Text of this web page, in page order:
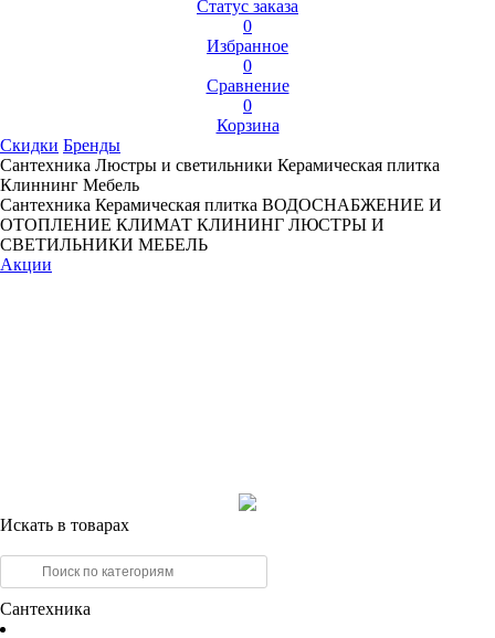
Статус заказа
0
Избранное
0
Сравнение
0
Корзина
Скидки Бренды
Сантехника Люстры и светильники Керамическая плитка
Клиннинг Мебель
Сантехника Керамическая плитка ВОДОСНАБЖЕНИЕ И
ОТОПЛЕНИЕ КЛИМАТ КЛИНИНГ ЛЮСТРЫ И
СВЕТИЛЬНИКИ МЕБЕЛЬ
Акции
Искать в товарах
Сантехника